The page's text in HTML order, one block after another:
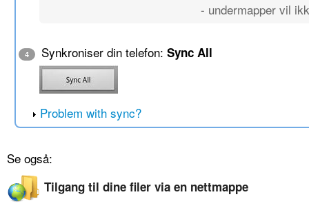
- undermapper vil
4 Synkroniser din telefon:Sync All
Problem with sync?
Se også:
Tilgang til dine filer via en nettmappe